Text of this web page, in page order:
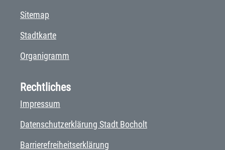
Sitemap
Stadtkarte
Organigramm
Rechtliches
Impressum
Datenschutzerklärung Stadt Bocholt
Barrierefreiheitserklärung